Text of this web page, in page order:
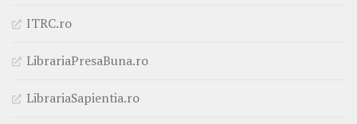
ITRC.ro
LibrariaPresaBuna.ro
LibrariaSapientia.ro